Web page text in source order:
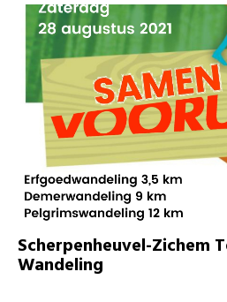
Scherpenheuvel-Zichem
Wandeling